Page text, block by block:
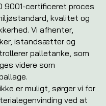
9001-certificeret proces
kvalitet og
Vi afhenter,
istandsætter og
palletanke, som
videre som
er muligt, sørger vi for
ved at